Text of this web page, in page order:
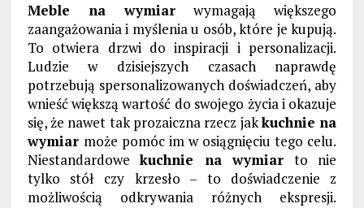
Meble na wymiar wymagają większego
zaangażowania i myślenia u osób, które je kupują.
To otwiera drzwi do inspiracji i personalizacji.
Ludzie w dzisiejszych czasach naprawdę
potrzebują spersonalizowanych doświadczeń, aby
wnieść większą wartość do swojego życia i okazuje
się, że nawet tak prozaiczna rzecz jakkuchnie na
wymiar może pomóc im w osiągnięciu tego celu.
Niestandardowekuchnie na wymiar to nie
tylko stół czy krzesło – to doświadczenie z
możliwością odkrywania różnych ekspresji.